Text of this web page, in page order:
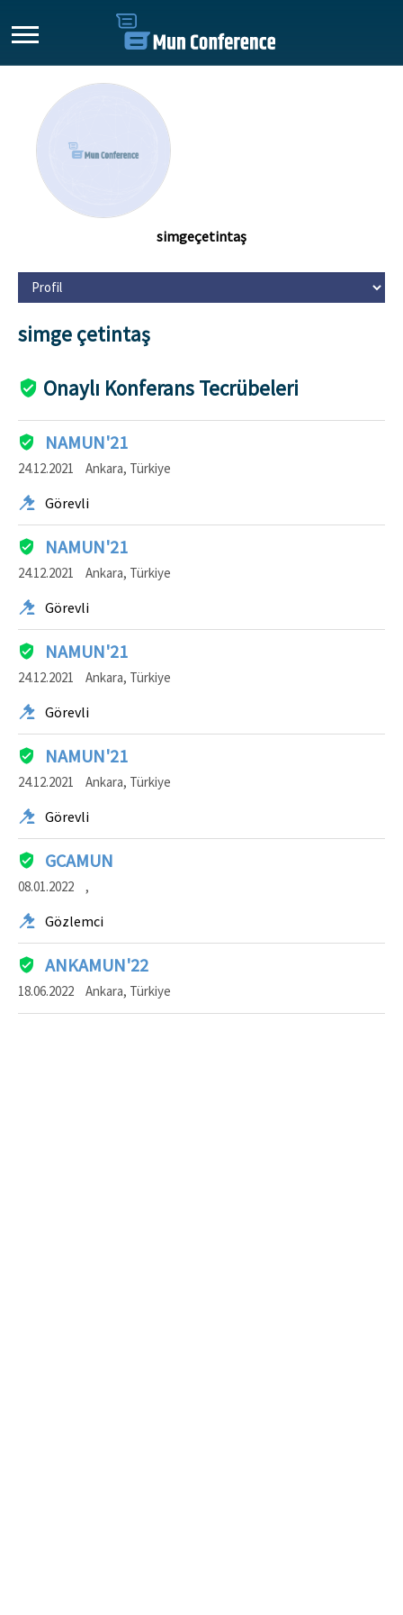
simgeçetintaş
simge çetintaş
Onaylı Konferans Tecrübeleri
NAMUN'21
24.12.2021 Ankara, Türkiye
Görevli
NAMUN'21
24.12.2021 Ankara, Türkiye
Görevli
NAMUN'21
24.12.2021 Ankara, Türkiye
Görevli
NAMUN'21
24.12.2021 Ankara, Türkiye
Görevli
GCAMUN
08.01.2022 ,
Gözlemci
ANKAMUN'22
18.06.2022 Ankara, Türkiye